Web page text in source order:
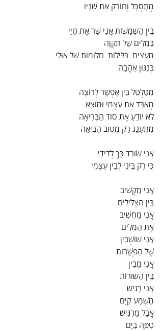
מְתֻסְכָּל וְחוֹרֵק אֶת שִׁנָּיו
בֵּין הַשְּׁמָשׁוֹת אֲנִי שָׁר אֶת חַיַּי
בַּמִּלִּים שֶׁל תִּקְוָה
מַעֲצִים  בַּלֵּילוֹת  חֲלוֹמוֹת שֶׁל אוּלַי
בְּנִגּוּן אַהֲבָה
מִטַּלְטֵל בֵּין אֶפְשָׁר לְרוֹצֶה
מְאַבֵּד אֶת עַצְמִי וּמוֹצֵא
לֹא יוֹדֵעַ אֶת סוֹד הַבְּרִיאָה
מִתְעַנֵּג רַק מִטּוּב הַבִּיאָה
אֲנִי שׂוֹרֵד כָּךְ לְדִידִי
כִּי רַק בֵּינִי לְבֵין עַצְמִי
אֲנִי מַקְשִׁיב
בֵּין הַצְּלִילִים
אֲנִי מַחְשִׁיב
אֶת הַמִּלִּים
אֲנִי שׁוֹשְׁבִין
שֶׁל הַפְּשָׁרוֹת
אֲנִי מֵבִין
בֵּין הַשּׁוּרוֹת
אֲנִי רָגִישׁ
מַשְׁמָע קַיָּם
אֲבָל מַרְגִּישׁ
טִפָּה בַּיָּם